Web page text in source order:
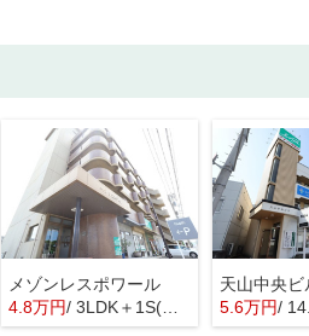
メゾンレスポワール
4.8万円/ 3LDK＋1S(納戸)
天山中央ビ
5.6万円/